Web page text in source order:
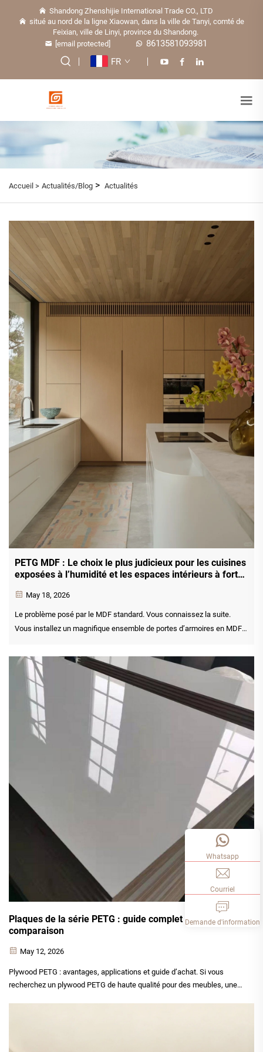
Shandong Zhenshijie International Trade CO., LTD
situé au nord de la ligne Xiaowan, dans la ville de Tanyi, comté de
Feixian, ville de Linyi, province du Shandong.
[email protected]
8613581093981
FR
Accueil > Actualités/Blog > Actualités
PETG MDF : Le choix le plus judicieux pour les cuisines
exposées à l’humidité et les espaces intérieurs à fort
May 18, 2026
Le problème posé par le MDF standard. Vous connaissez la suite.
Vous installez un magnifique ensemble de portes d’armoires en MDF :
plus tard, votre téléphone sonne. Les bords situés à proximité de l’évier
ont un aspect irrégulier. Th...
Plaques de la série PETG : guide complet et
comparaison
May 12, 2026
Plywood PETG : avantages, applications et guide d’achat. Si vous
recherchez un plywood PETG de haute qualité pour des meubles, une
Whatsapp
Courriel
Demande d'information